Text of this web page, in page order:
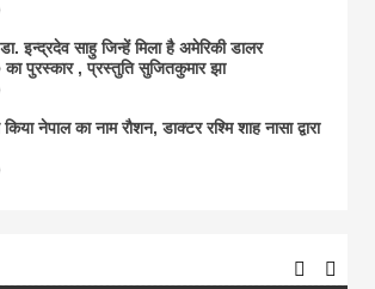
इन्द्रदेव साहु जिन्हें मिला है अमेरिकी डालर
पुरस्कार , प्रस्तुति सुजितकुमार झा
नेपाल का नाम राैशन, डाक्टर रश्मि शाह नासा द्वारा